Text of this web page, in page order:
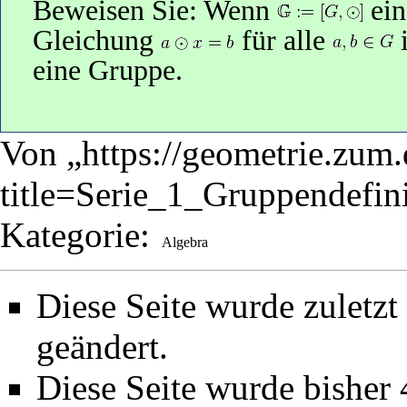
Beweisen Sie: Wenn
Gleichung
für alle
eine Gruppe.
Von „https://
Kategorie: Algebra
Diese Seite wurde
geändert.
Diese Seite wurde